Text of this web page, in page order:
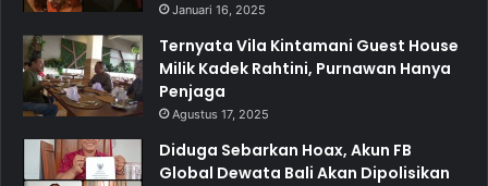
Januari 16, 2025
Ternyata Vila Kintamani Guest House
Milik Kadek Rahtini, Purnawan Hanya
Penjaga
Agustus 17, 2025
Diduga Sebarkan Hoax, Akun FB
Global Dewata Bali Akan Dipolisikan